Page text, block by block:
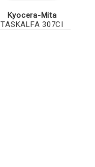
Kyocera-Mita
TASKALFA 307CI